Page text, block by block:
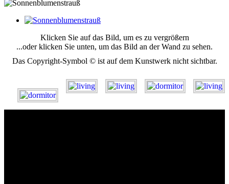
Klicken Sie auf das Bild, um es zu vergrößern
...oder klicken Sie unten, um das Bild an der Wand zu sehen.
Das Copyright-Symbol © ist auf dem Kunstwerk nicht sichtbar.